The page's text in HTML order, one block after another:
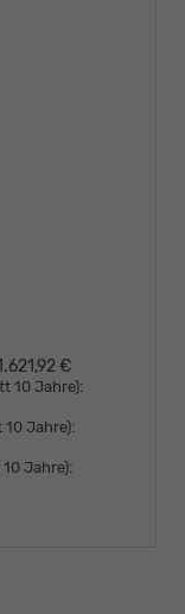
€
10 Jahre):
Jahre):
Jahre):